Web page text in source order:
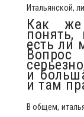
Итальянской,
Как
есть ли
и
и там
В общем,